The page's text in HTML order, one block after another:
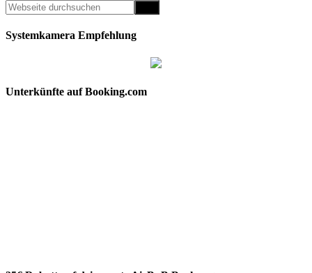
Systemkamera Empfehlung
Unterkünfte auf Booking.com